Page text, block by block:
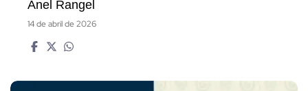
Anel Rangel
14 de abril de 2026